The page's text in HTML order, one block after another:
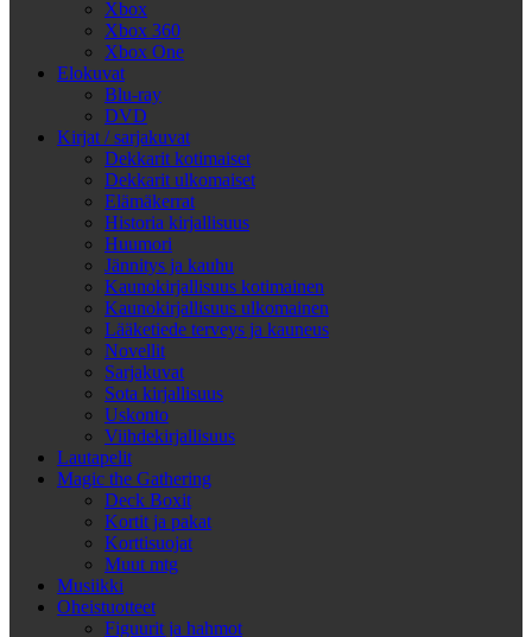
Xbox
Xbox 360
Xbox One
Elokuvat
Blu-ray
DVD
Kirjat / sarjakuvat
Dekkarit kotimaiset
Dekkarit ulkomaiset
Elämäkerrat
Historia kirjallisuus
Huumori
Jännitys ja kauhu
Kaunokirjallisuus kotimainen
Kaunokirjallisuus ulkomainen
Lääketiede terveys ja kauneus
Novellit
Sarjakuvat
Sota kirjallisuus
Uskonto
Viihdekirjallisuus
Lautapelit
Magic the Gathering
Deck Boxit
Kortit ja pakat
Korttisuojat
Muut mtg
Musiikki
Oheistuotteet
Figuurit ja hahmot